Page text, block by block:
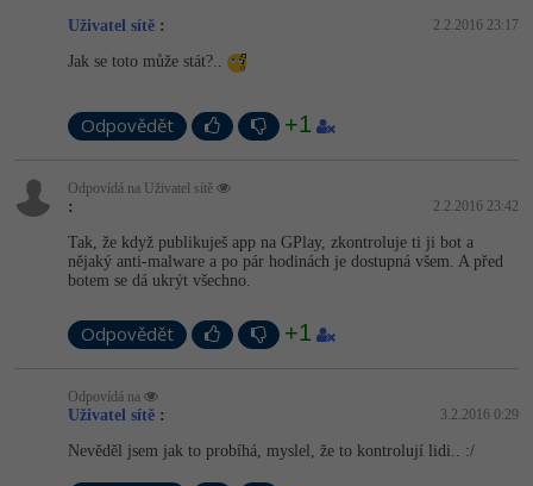
Fórum
Time management
Windows
Kybernetická bezpečnost
Elektronický podpis
Fórum
Ostatní
Fórum
Uživatel sítě : 2.2.2016 23:17
Jak se toto může stát?..
Odpovědět +1
Odpovídá na Uživatel sítě
: 2.2.2016 23:42
Tak, že když publikuješ app na GPlay, zkontroluje ti ji bot a
nějaký anti-malware a po pár hodinách je dostupná všem. A před
botem se dá ukrýt všechno.
Odpovědět +1
Odpovídá na
Uživatel sítě : 3.2.2016 0:29
Nevěděl jsem jak to probíhá, myslel, že to kontrolují lidi.. :/